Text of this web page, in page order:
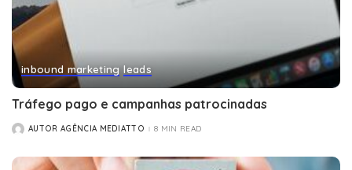
inbound marketing leads
Tráfego pago e campanhas patrocinadas
POSTEDAUTOR AGÊNCIA MEDIATTO 8 MIN READ